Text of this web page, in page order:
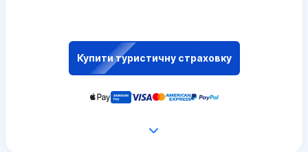
Купити туристичну страховку